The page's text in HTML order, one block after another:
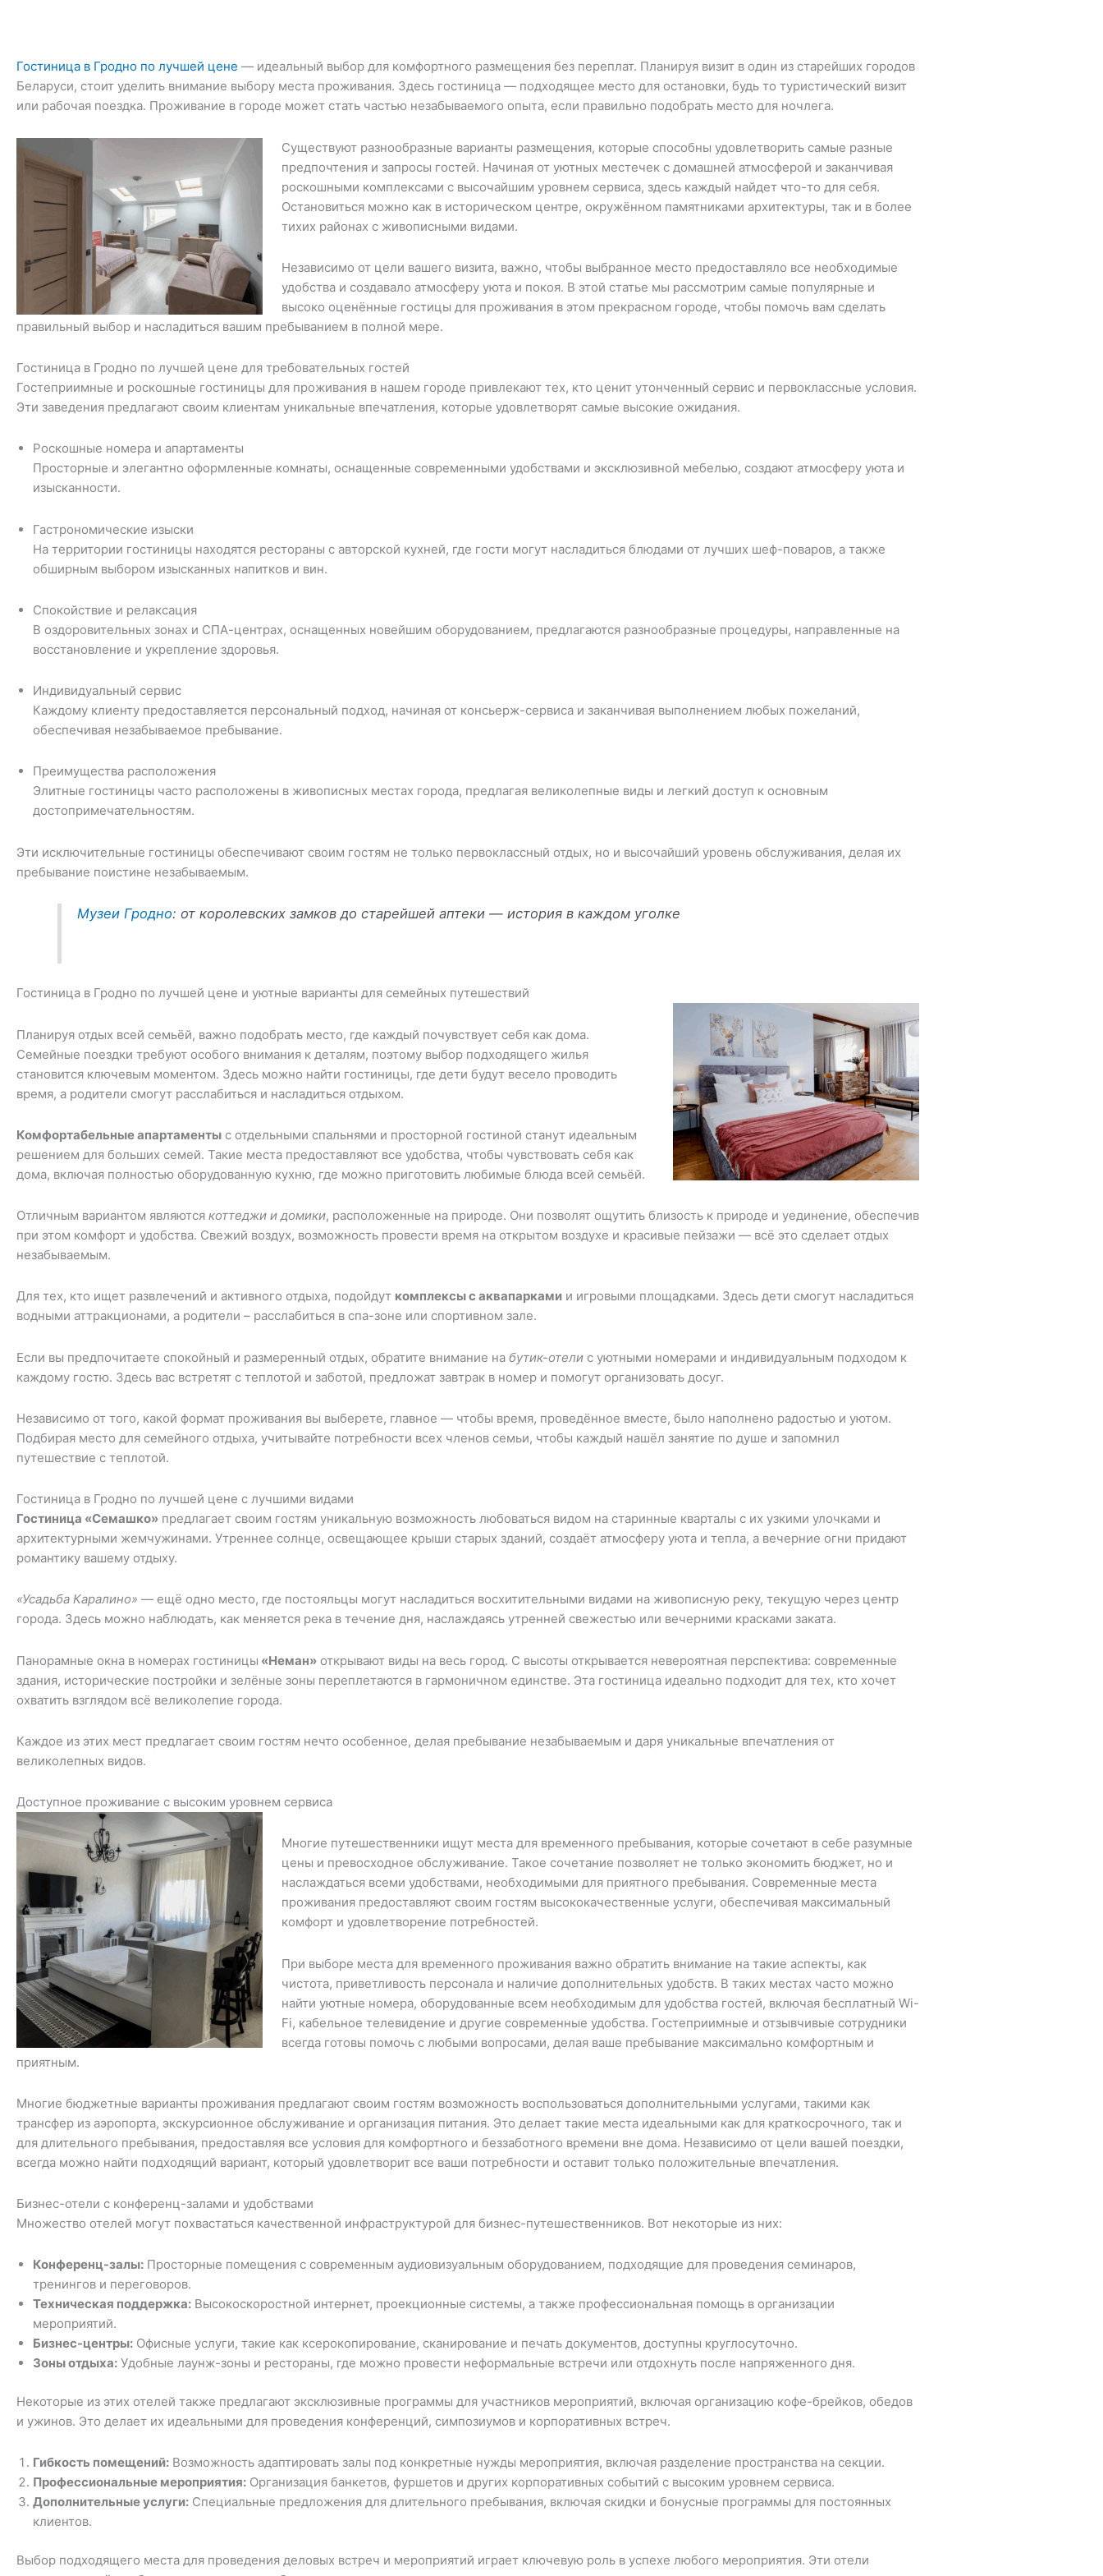
Гостиница в Гродно по лучшей цене — идеальный выбор для комфортного размещения без переплат. Планируя визит в один из старейших городов
Беларуси, стоит уделить внимание выбору места проживания. Здесь гостиница — подходящее место для остановки, будь то туристический визит
или рабочая поездка. Проживание в городе может стать частью незабываемого опыта, если правильно подобрать место для ночлега.
Существуют разнообразные варианты размещения, которые способны удовлетворить самые разные
предпочтения и запросы гостей. Начиная от уютных местечек с домашней атмосферой и заканчивая
роскошными комплексами с высочайшим уровнем сервиса, здесь каждый найдет что-то для себя.
Остановиться можно как в историческом центре, окружённом памятниками архитектуры, так и в более
тихих районах с живописными видами.
Независимо от цели вашего визита, важно, чтобы выбранное место предоставляло все необходимые
удобства и создавало атмосферу уюта и покоя. В этой статье мы рассмотрим самые популярные и
высоко оценённые гостицы для проживания в этом прекрасном городе, чтобы помочь вам сделать
правильный выбор и насладиться вашим пребыванием в полной мере.
Гостиница в Гродно по лучшей цене для требовательных гостей
Гостеприимные и роскошные гостиницы для проживания в нашем городе привлекают тех, кто ценит утонченный сервис и первоклассные условия.
Эти заведения предлагают своим клиентам уникальные впечатления, которые удовлетворят самые высокие ожидания.
Роскошные номера и апартаменты
Просторные и элегантно оформленные комнаты, оснащенные современными удобствами и эксклюзивной мебелью, создают атмосферу уюта и
изысканности.
Гастрономические изыски
На территории гостиницы находятся рестораны с авторской кухней, где гости могут насладиться блюдами от лучших шеф-поваров, а также
обширным выбором изысканных напитков и вин.
Спокойствие и релаксация
В оздоровительных зонах и СПА-центрах, оснащенных новейшим оборудованием, предлагаются разнообразные процедуры, направленные на
восстановление и укрепление здоровья.
Индивидуальный сервис
Каждому клиенту предоставляется персональный подход, начиная от консьерж-сервиса и заканчивая выполнением любых пожеланий,
обеспечивая незабываемое пребывание.
Преимущества расположения
Элитные гостиницы часто расположены в живописных местах города, предлагая великолепные виды и легкий доступ к основным
достопримечательностям.
Эти исключительные гостиницы обеспечивают своим гостям не только первоклассный отдых, но и высочайший уровень обслуживания, делая их
пребывание поистине незабываемым.
Музеи Гродно: от королевских замков до старейшей аптеки — история в каждом уголке
Гостиница в Гродно по лучшей цене и уютные варианты для семейных путешествий
Планируя отдых всей семьёй, важно подобрать место, где каждый почувствует себя как дома.
Семейные поездки требуют особого внимания к деталям, поэтому выбор подходящего жилья
становится ключевым моментом. Здесь можно найти гостиницы, где дети будут весело проводить
время, а родители смогут расслабиться и насладиться отдыхом.
Комфортабельные апартаменты с отдельными спальнями и просторной гостиной станут идеальным
решением для больших семей. Такие места предоставляют все удобства, чтобы чувствовать себя как
дома, включая полностью оборудованную кухню, где можно приготовить любимые блюда всей семьёй.
Отличным вариантом являются коттеджи и домики, расположенные на природе. Они позволят ощутить близость к природе и уединение, обеспечив
при этом комфорт и удобства. Свежий воздух, возможность провести время на открытом воздухе и красивые пейзажи — всё это сделает отдых
незабываемым.
Для тех, кто ищет развлечений и активного отдыха, подойдут комплексы с аквапарками и игровыми площадками. Здесь дети смогут насладиться
водными аттракционами, а родители – расслабиться в спа-зоне или спортивном зале.
Если вы предпочитаете спокойный и размеренный отдых, обратите внимание на бутик-отели с уютными номерами и индивидуальным подходом к
каждому гостю. Здесь вас встретят с теплотой и заботой, предложат завтрак в номер и помогут организовать досуг.
Независимо от того, какой формат проживания вы выберете, главное — чтобы время, проведённое вместе, было наполнено радостью и уютом.
Подбирая место для семейного отдыха, учитывайте потребности всех членов семьи, чтобы каждый нашёл занятие по душе и запомнил
путешествие с теплотой.
Гостиница в Гродно по лучшей цене с лучшими видами
Гостиница «Семашко» предлагает своим гостям уникальную возможность любоваться видом на старинные кварталы с их узкими улочками и
архитектурными жемчужинами. Утреннее солнце, освещающее крыши старых зданий, создаёт атмосферу уюта и тепла, а вечерние огни придают
романтику вашему отдыху.
«Усадьба Каралино» — ещё одно место, где постояльцы могут насладиться восхитительными видами на живописную реку, текущую через центр
города. Здесь можно наблюдать, как меняется река в течение дня, наслаждаясь утренней свежестью или вечерними красками заката.
Панорамные окна в номерах гостиницы «Неман» открывают виды на весь город. С высоты открывается невероятная перспектива: современные
здания, исторические постройки и зелёные зоны переплетаются в гармоничном единстве. Эта гостиница идеально подходит для тех, кто хочет
охватить взглядом всё великолепие города.
Каждое из этих мест предлагает своим гостям нечто особенное, делая пребывание незабываемым и даря уникальные впечатления от
великолепных видов.
Доступное проживание с высоким уровнем сервиса
Многие путешественники ищут места для временного пребывания, которые сочетают в себе разумные
цены и превосходное обслуживание. Такое сочетание позволяет не только экономить бюджет, но и
наслаждаться всеми удобствами, необходимыми для приятного пребывания. Современные места
проживания предоставляют своим гостям высококачественные услуги, обеспечивая максимальный
комфорт и удовлетворение потребностей.
При выборе места для временного проживания важно обратить внимание на такие аспекты, как
чистота, приветливость персонала и наличие дополнительных удобств. В таких местах часто можно
найти уютные номера, оборудованные всем необходимым для удобства гостей, включая бесплатный Wi-
Fi, кабельное телевидение и другие современные удобства. Гостеприимные и отзывчивые сотрудники
всегда готовы помочь с любыми вопросами, делая ваше пребывание максимально комфортным и
приятным.
Многие бюджетные варианты проживания предлагают своим гостям возможность воспользоваться дополнительными услугами, такими как
трансфер из аэропорта, экскурсионное обслуживание и организация питания. Это делает такие места идеальными как для краткосрочного, так и
для длительного пребывания, предоставляя все условия для комфортного и беззаботного времени вне дома. Независимо от цели вашей поездки,
всегда можно найти подходящий вариант, который удовлетворит все ваши потребности и оставит только положительные впечатления.
Бизнес-отели с конференц-залами и удобствами
Множество отелей могут похвастаться качественной инфраструктурой для бизнес-путешественников. Вот некоторые из них:
Конференц-залы: Просторные помещения с современным аудиовизуальным оборудованием, подходящие для проведения семинаров,
тренингов и переговоров.
Техническая поддержка: Высокоскоростной интернет, проекционные системы, а также профессиональная помощь в организации
мероприятий.
Бизнес-центры: Офисные услуги, такие как ксерокопирование, сканирование и печать документов, доступны круглосуточно.
Зоны отдыха: Удобные лаунж-зоны и рестораны, где можно провести неформальные встречи или отдохнуть после напряженного дня.
Некоторые из этих отелей также предлагают эксклюзивные программы для участников мероприятий, включая организацию кофе-брейков, обедов
и ужинов. Это делает их идеальными для проведения конференций, симпозиумов и корпоративных встреч.
Гибкость помещений: Возможность адаптировать залы под конкретные нужды мероприятия, включая разделение пространства на секции.
Профессиональные мероприятия: Организация банкетов, фуршетов и других корпоративных событий с высоким уровнем сервиса.
Дополнительные услуги: Специальные предложения для длительного пребывания, включая скидки и бонусные программы для постоянных
клиентов.
Выбор подходящего места для проведения деловых встреч и мероприятий играет ключевую роль в успехе любого мероприятия. Эти отели